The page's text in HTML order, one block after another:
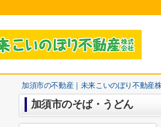
加須市の不動産｜未来こいのぼり不動産
加須市のそば・うどん